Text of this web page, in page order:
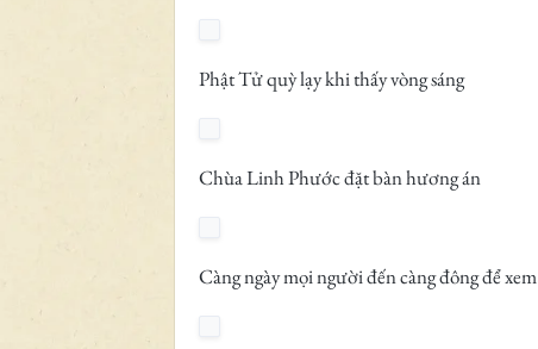
Phật Tử quỳ lạy khi thấy vòng sáng
Chùa Linh Phước đặt bàn hương án
Càng ngày mọi người đến càng đông để xem